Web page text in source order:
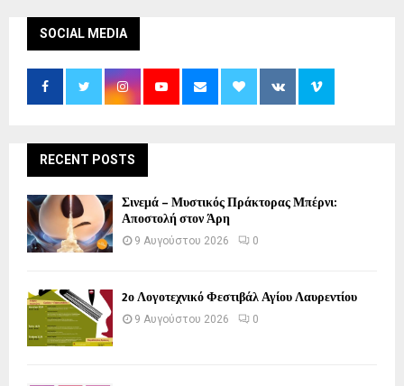
SOCIAL MEDIA
RECENT POSTS
Σινεμά – Μυστικός Πράκτορας Μπέρνι:
Αποστολή στον Άρη
9 Αυγούστου 2026 0
2ο Λογοτεχνικό Φεστιβάλ Αγίου Λαυρεντίου
9 Αυγούστου 2026 0